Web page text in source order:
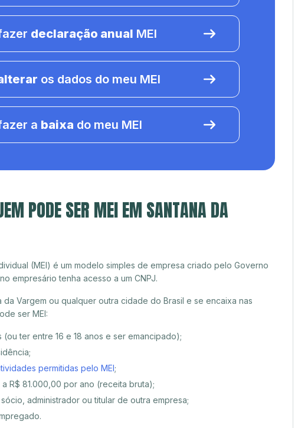
declaração anual MEI
os dados do meu MEI
a baixa do meu MEI
PODE SER MEI EM SANTANA DA
(MEI) é um modelo simples de empresa criado pelo Governo
empresário tenha acesso a um CNPJ.
da Vargem ou qualquer outra cidade do Brasil e se encaixa nas
ser MEI:
(ou ter entre 16 e 18 anos e ser emancipado);
permitidas pelo MEI;
a R$ 81.000,00 por ano (receita bruta);
administrador ou titular de outra empresa;